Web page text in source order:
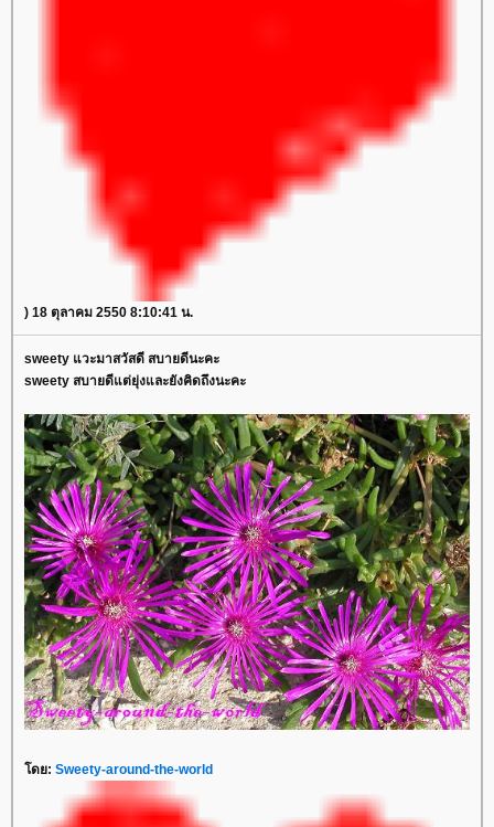
) 18 ตุลาคม 2550 8:10:41 น.
sweety แวะมาสวัสดี สบายดีนะคะ
sweety สบายดีแต่ยุ่งและยังคิดถึงนะคะ
ดย: Sweety-around-the-world